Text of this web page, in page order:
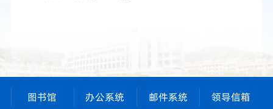
图书馆 办公系统 邮件系统 领导信箱